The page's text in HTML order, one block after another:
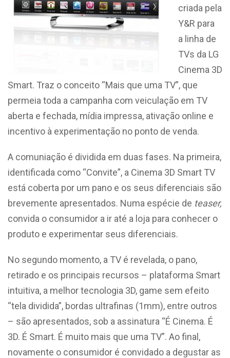
criada pela
Y&R para
a linha de
TVs da LG
Cinema 3D
Smart. Traz o conceito “Mais que uma TV”, que
permeia toda a campanha com veiculação em TV
aberta e fechada, mídia impressa, ativação online e
incentivo à experimentação no ponto de venda.
A comuniação é dividida em duas fases. Na primeira,
identificada como “Convite”, a Cinema 3D Smart TV
está coberta por um pano e os seus diferenciais são
brevemente apresentados. Numa espécie de teaser,
convida o consumidor a ir até a loja para conhecer o
produto e experimentar seus diferenciais.
No segundo momento, a TV é revelada, o pano,
retirado e os principais recursos – plataforma Smart
intuitiva, a melhor tecnologia 3D, game sem efeito
“tela dividida”, bordas ultrafinas (1mm), entre outros
– são apresentados, sob a assinatura “É Cinema. É
3D. É Smart. É muito mais que uma TV”. Ao final,
novamente o consumidor é convidado a degustar as